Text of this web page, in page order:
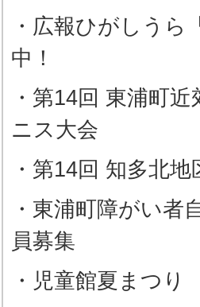
・広報ひがしうら
中！
・第14回 東浦町
ニス大会
・第14回 知多北
・東浦町障がい者
員募集
・児童館夏まつり